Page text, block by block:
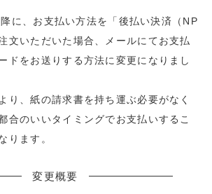
に、お支払い方法を「後払い決済（NP
文いただいた場合、メールにてお支払
ドをお送りする方法に変更になりまし
り、紙の請求書を持ち運ぶ必要がなく
合のいいタイミングでお支払いするこ
ります。
変更概要